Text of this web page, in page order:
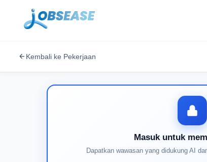
Kembali ke Pekerjaan
Masuk untuk
Dapatkan wawasan yang didukung AI